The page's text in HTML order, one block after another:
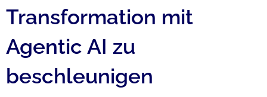
Transformation mit
Agentic AI zu
beschleunigen